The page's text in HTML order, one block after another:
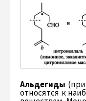
Альдегиды
относятся к